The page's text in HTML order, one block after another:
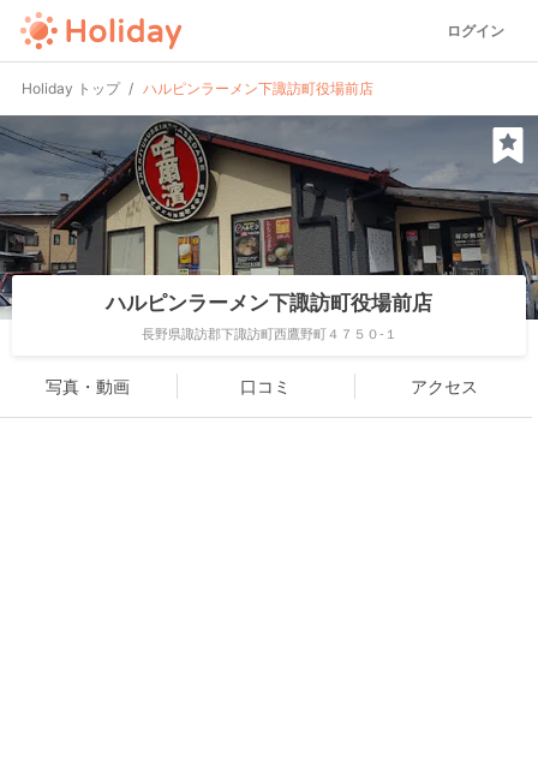
ログイン
Holiday トップ ハルピンラーメン下諏訪町役場前店
ハルピンラーメン下諏訪町役場前店
長野県諏訪郡下諏訪町西鷹野町４７５０-１
写真・動画 口コミ アクセス